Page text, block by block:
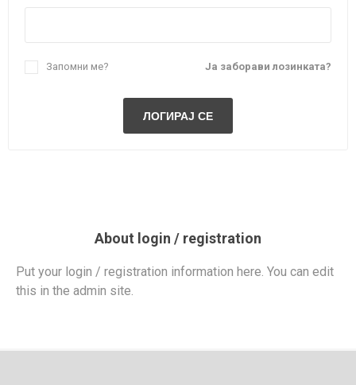
Ја заборави лозинката?
Запомни ме?
About login / registration
Put your login / registration information here. You can edit
this in the admin site.